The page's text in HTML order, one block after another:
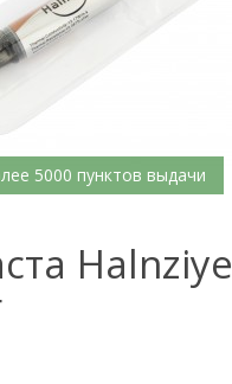
5000 пунктов выдачи
Halnziye